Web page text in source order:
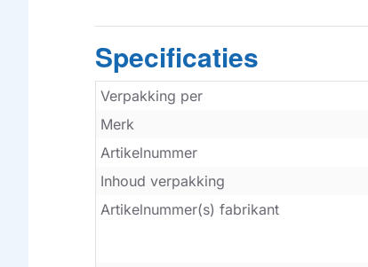
Specificaties
Verpakking per
Merk
Artikelnummer
Inhoud verpakking
Artikelnummer(s) fabrikant